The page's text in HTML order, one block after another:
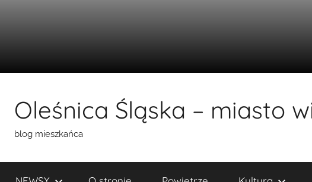
Oleśnica Śląska – miasto